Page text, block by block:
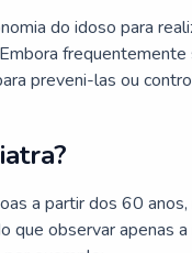
do idoso para
preveni-las ou
a partir dos 60
que observar apenas